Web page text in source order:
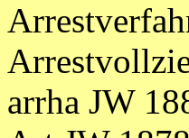
arrha JW